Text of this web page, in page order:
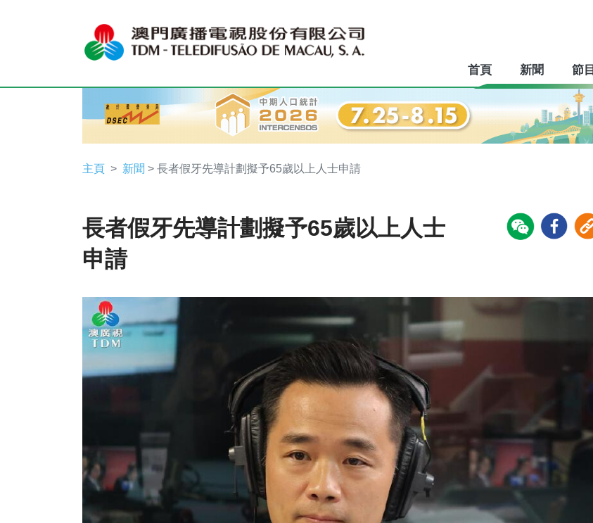
首頁 新聞 節目
主頁 新聞 > 長者假牙先導計劃擬予65歲以上人士申請
長者假牙先導計劃擬予65歲以上人士
申請